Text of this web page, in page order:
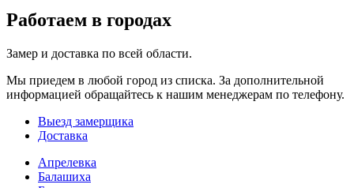
Работаем в городах
Замер и доставка по всей области.
Мы приедем в любой город из списка. За дополнительной
информацией обращайтесь к нашим менеджерам по телефону.
Выезд замерщика
Доставка
Апрелевка
Балашиха